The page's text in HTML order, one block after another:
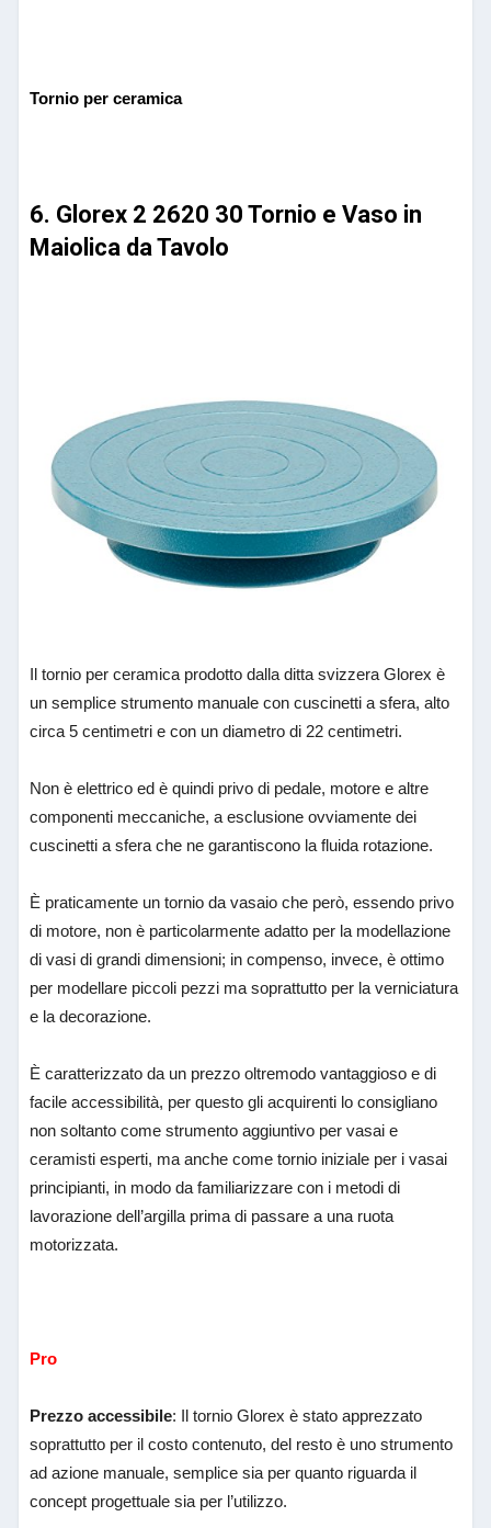
Tornio per ceramica
6. Glorex 2 2620 30 Tornio e Vaso in
Maiolica da Tavolo
Il tornio per ceramica prodotto dalla ditta svizzera Glorex è
un semplice strumento manuale con cuscinetti a sfera, alto
circa 5 centimetri e con un diametro di 22 centimetri.
Non è elettrico ed è quindi privo di pedale, motore e altre
componenti meccaniche, a esclusione ovviamente dei
cuscinetti a sfera che ne garantiscono la fluida rotazione.
È praticamente un tornio da vasaio che però, essendo privo
di motore, non è particolarmente adatto per la modellazione
di vasi di grandi dimensioni; in compenso, invece, è ottimo
per modellare piccoli pezzi ma soprattutto per la verniciatura
e la decorazione.
È caratterizzato da un prezzo oltremodo vantaggioso e di
facile accessibilità, per questo gli acquirenti lo consigliano
non soltanto come strumento aggiuntivo per vasai e
ceramisti esperti, ma anche come tornio iniziale per i vasai
principianti, in modo da familiarizzare con i metodi di
lavorazione dell’argilla prima di passare a una ruota
motorizzata.
Pro
Prezzo accessibile: Il tornio Glorex è stato apprezzato
soprattutto per il costo contenuto, del resto è uno strumento
ad azione manuale, semplice sia per quanto riguarda il
concept progettuale sia per l’utilizzo.